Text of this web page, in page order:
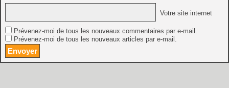
Votre site internet
Prévenez-moi de tous les nouveaux commentaires par e-mail.
Prévenez-moi de tous les nouveaux articles par e-mail.